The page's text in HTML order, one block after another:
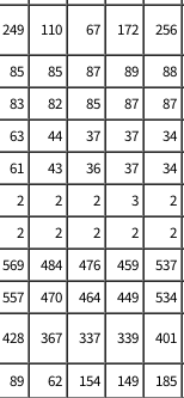
249 110 67 172 256
85 85 87 89 88
83 82 85 87 87
63 44 37 37 34
61 43 36 37 34
2 2 2 3 2
2 2 2 2 2
569 484 476 459 537
557 470 464 449 534
428 367 337 339 401
89 62 154 149 185